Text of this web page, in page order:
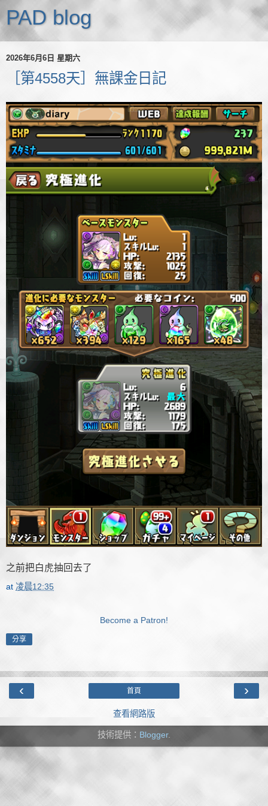
PAD blog
2026年6月6日 星期六
［第4558天］無課金日記
之前把白虎抽回去了
at 凌晨12:35
Become a Patron!
分享
‹ ›
首頁
查看網路版
技術提供： Blogger.